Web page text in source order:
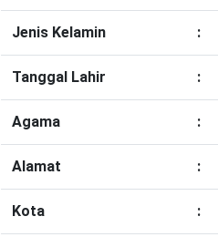
Jenis Kelamin :
Tanggal Lahir :
Agama :
Alamat :
Kota :